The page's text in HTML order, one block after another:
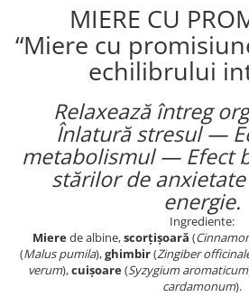
MIERE CU
“Miere cu
echilibrului
Relaxează întreg
Înlatură stresul —
metabolismul — Efect
stărilor de
energie.
Ingrediente:
Mierede albine,scorțișoară (
(Malus pumila),ghimbir(Zingiber
verum),cuișoare(Syzygium aromaticum
cardamonum).